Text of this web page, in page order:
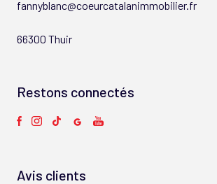
fannyblanc@coeurcatalanimmobilier.fr
66300 Thuir
Restons connectés
Avis clients